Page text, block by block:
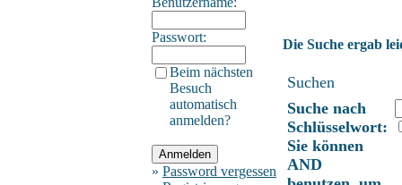
Passwort:
Beim nächsten
Besuch
automatisch
anmelden?
» Password vergessen
Die Suche ergab
Suchen
Suche nach
Schlüsselwort:
Sie können
AND